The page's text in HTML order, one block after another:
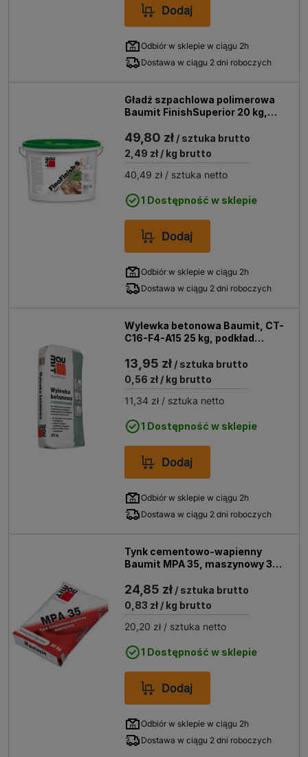
Dodaj
Odbiór w sklepie w ciągu 2h
Dostawa w ciągu 2 dni roboczych
Gładź szpachlowa polimerowa
Baumit FinishSuperior 20 kg,
49,80 zł / sztuka brutto
2,49 zł / kg brutto
40,49 zł / sztuka netto
1 Dostępność w sklepie
Dodaj
Odbiór w sklepie w ciągu 2h
Dostawa w ciągu 2 dni roboczych
Wylewka betonowa Baumit, CT-
C16-F4-A15 25 kg, podkład
13,95 zł / sztuka brutto
0,56 zł / kg brutto
11,34 zł / sztuka netto
1 Dostępność w sklepie
Dodaj
Odbiór w sklepie w ciągu 2h
Dostawa w ciągu 2 dni roboczych
Tynk cementowo-wapienny
Baumit MPA 35, maszynowy 30
24,85 zł / sztuka brutto
0,83 zł / kg brutto
20,20 zł / sztuka netto
1 Dostępność w sklepie
Dodaj
Odbiór w sklepie w ciągu 2h
Dostawa w ciągu 2 dni roboczych